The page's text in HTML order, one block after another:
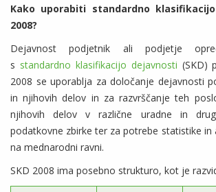
Kako uporabiti standardno
2008?
Dejavnost podjetnik ali podjetje
s standardno klasifikacijo dejavnosti (SKD)
2008 se uporablja za določanje dejavnosti
in njihovih delov in za razvrščanje teh
njihovih delov v različne uradne in
podatkovne zbirke ter za potrebe statistike in
na mednarodni ravni.
SKD 2008 ima posebno strukturo, kot je